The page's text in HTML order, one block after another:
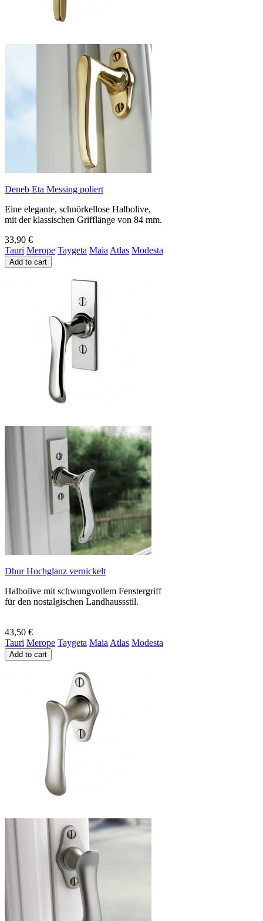
Deneb Eta Messing poliert
Eine elegante, schnörkellose Halbolive,
mit der klassischen Grifflänge von 84 mm.
33,90 €
Tauri Merope Taygeta Maia Atlas Modesta
Add to cart
Dhur Hochglanz vernickelt
Halbolive mit schwungvollem Fenstergriff
für den nostalgischen Landhaussstil.
43,50 €
Tauri Merope Taygeta Maia Atlas Modesta
Add to cart